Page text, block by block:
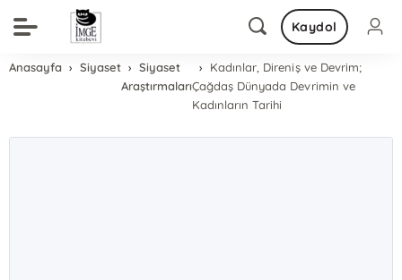
Kaydol
Anasayfa Siyaset
Siyaset
Araştırmaları
Kadınlar, Direniş ve Devrim;
Çağdaş Dünyada Devrimin ve
Kadınların Tarihi